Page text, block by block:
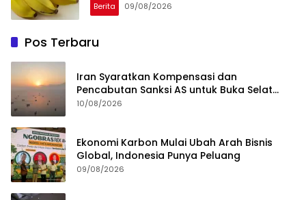
Berita 09/08/2026
Pos Terbaru
Iran Syaratkan Kompensasi dan
Pencabutan Sanksi AS untuk Buka Selat
Hormuz
10/08/2026
Ekonomi Karbon Mulai Ubah Arah Bisnis
Global, Indonesia Punya Peluang
09/08/2026